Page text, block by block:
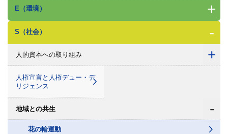
E（環境） +
S（社会） -
人的資本への取り組み +
人権宣言と人権デュー・デ
リジェンス
地域との共生 -
花の輪運動